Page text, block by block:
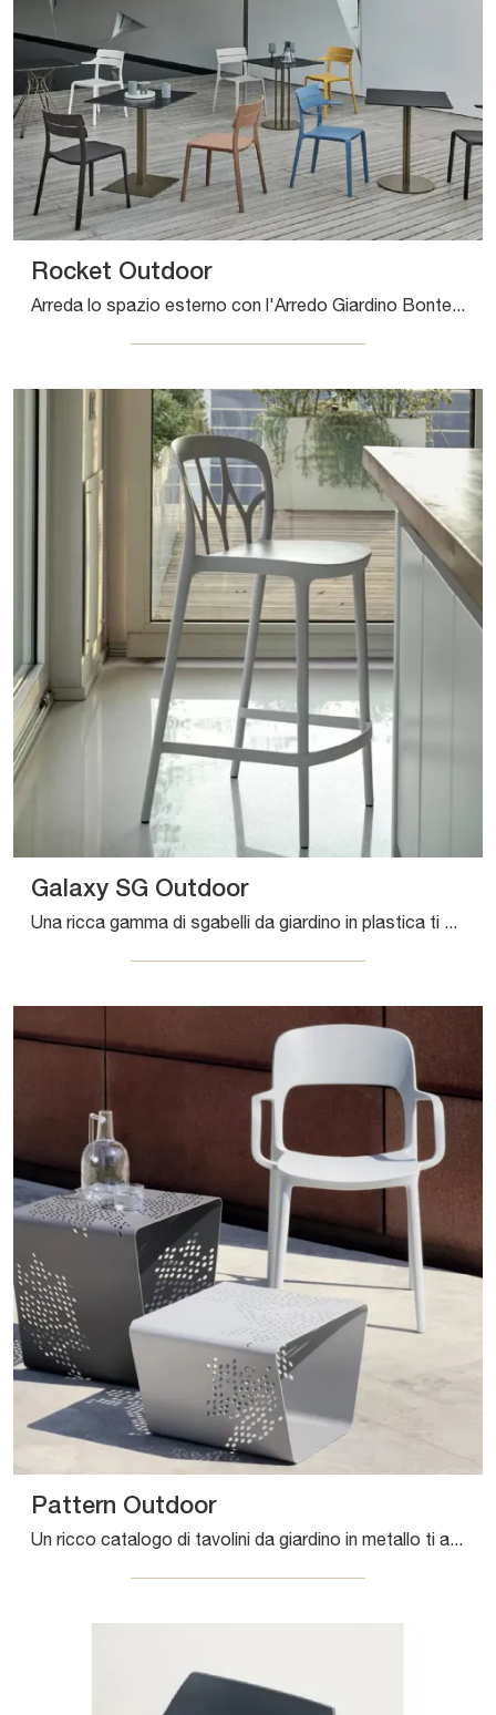
Rocket Outdoor
Arreda lo spazio esterno con l'Arredo Giardino Bontempi! Set e sedie da giardino in plastica, come il modello Rocket Outdoor, ti aspettano!
Galaxy SG Outdoor
Una ricca gamma di sgabelli da giardino in plastica ti aspetta nel nostro punto vendita: clicca e scopri il modello Galaxy SG Outdoor di Bontempi.
Pattern Outdoor
Un ricco catalogo di tavolini da giardino in metallo ti aspetta nel nostro showroom: clicca e scopri il modello Pattern Outdoor di Bontempi.